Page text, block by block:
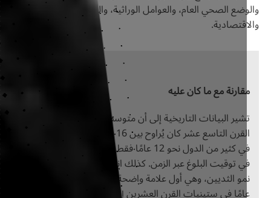
الصحي العام، والعوامل الوراثية، والبيئة الاجتماعية،
مع ما كان عليه
البيانات التاريخية إلى أن متوسط العمر عند الطمث الأول في
القرن التاسع عشر كان يُراوح بين 16 و17 عامًا، في حين يبلغ اليوم
في كثير من الدول نحو 12 عامًا فقط، مما يعكس انخفاضًا ملحوظًا
توقيت البلوغ عبر الزمن. كذلك انخفض متوسط العمر عند بداية